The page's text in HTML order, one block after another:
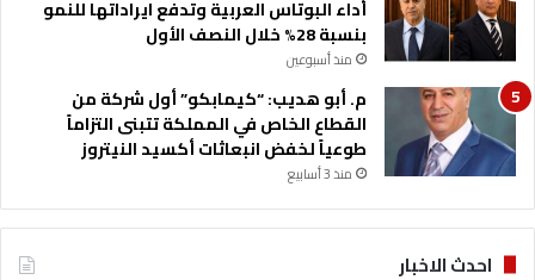
ة
ا
ل
أ
د
ن
إ
ق
ل
أداء البوتاس العربية وتدفع ايراداتها للنمو
بنسبة 28% خلال النصف الأول
منذ أسبوعين
م. أبو هديب: “كيمابكو” أول شركة من
القطاع الخاص في المملكة تتبنى التزاماً
طوعياً لخفض انبعاثات أكسيد النيتروز
منذ 3 أسابيع
احدث الاخبار